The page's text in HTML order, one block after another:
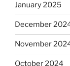
January 2025
December
November
October 2024